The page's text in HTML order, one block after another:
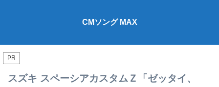
CMソング MAX
PR
スズキ スペーシアカスタムＺ「ゼッタイ、